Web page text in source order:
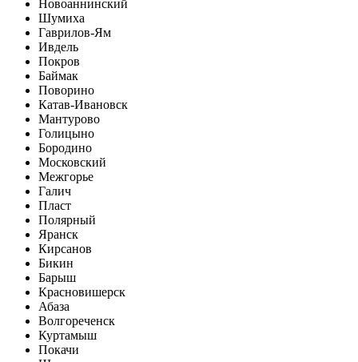
Новоаннинский
Шумиха
Гаврилов-Ям
Ивдель
Покров
Баймак
Поворино
Катав-Ивановск
Мантурово
Голицыно
Бородино
Московский
Межгорье
Галич
Пласт
Полярный
Яранск
Кирсанов
Бикин
Барыш
Красновишерск
Абаза
Волгореченск
Куртамыш
Покачи